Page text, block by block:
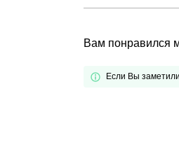
Обращение
Социальная
Вам понравился
Если Вы